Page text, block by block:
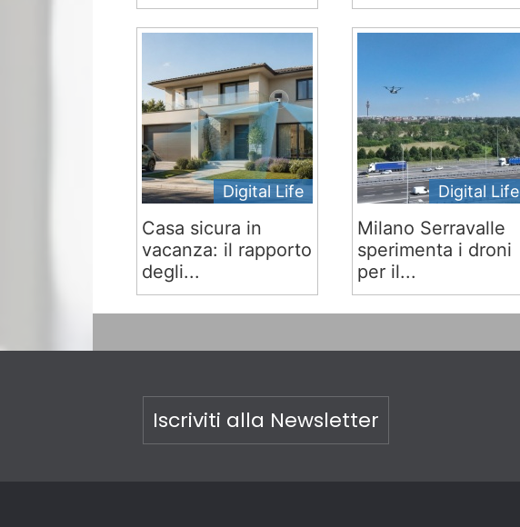
Digital Life
Casa sicura in
vacanza: il rapporto
degli...
Digital Life
Milano Serravalle
sperimenta i droni
per il...
Iscriviti alla Newsletter